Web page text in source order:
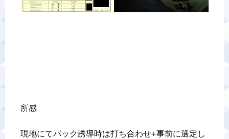
所感
現地にてバック誘導時は打ち合わせ+事前に選定し